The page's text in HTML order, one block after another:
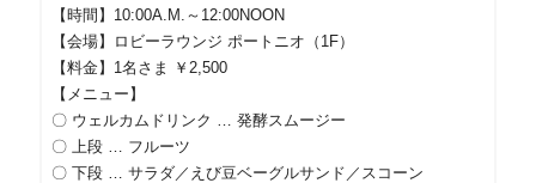
【時間】10:00A.M.～12:00NOON
【会場】ロビーラウンジ ポートニオ（1F）
【料金】1名さま ￥2,500
【メニュー】
〇 ウェルカムドリンク … 発酵スムージー
〇 上段 … フルーツ
〇 下段 … サラダ／えび豆ベーグルサンド／スコーン